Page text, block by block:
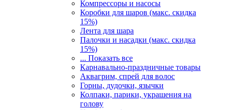
Компрессоры и насосы
Коробки для шаров (макс. скидка
15%)
Лента для шара
Палочки и насадки (макс. скидка
15%)
... Показать все
Карнавально-праздничные товары
Аквагрим, спрей для волос
Горны, дудочки, язычки
Колпаки, парики, украшения на
голову